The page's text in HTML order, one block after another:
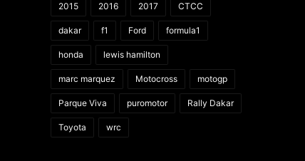
2015 2016 2017 CTCC
dakar f1 Ford formula1
honda lewis hamilton
marc marquez Motocross motogp
Parque Viva puromotor Rally Dakar
Toyota wrc